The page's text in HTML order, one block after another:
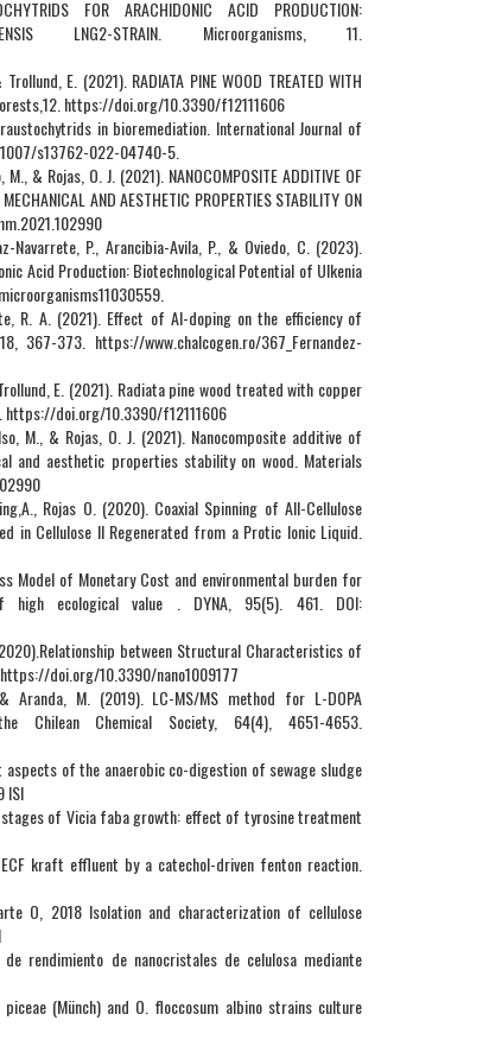
FOR ARACHIDONIC ACID PRODUCTION:
LNG2-STRAIN. Microorganisms, 11.
E. (2021). RADIATA PINE WOOD TREATED WITH
Forests,12. https://doi.org/10.3390/f12111606
in bioremediation. International Journal of
s13762-022-04740-5.
& Rojas, O. J. (2021). NANOCOMPOSITE ADDITIVE OF
AND AESTHETIC PROPERTIES STABILITY ON
Navarrete, P., Arancibia-Avila, P., & Oviedo, C. (2023).
Acid Production: Biotechnological Potential of Ulkenia
R. A. (2021). Effect of Al-doping on the efficiency of
367-373. https://www.chalcogen.ro/367_Fernandez-
E. (2021). Radiata pine wood treated with copper
https://doi.org/10.3390/f12111606
M., & Rojas, O. J. (2021). Nanocomposite additive of
and aesthetic properties stability on wood. Materials
Rojas O. (2020). Coaxial Spinning of All-Cellulose
in Cellulose II Regenerated from a Protic Ionic Liquid.
Model of Monetary Cost and environmental burden for
high ecological value . DYNA, 95(5). 461. DOI:
between Structural Characteristics of
doi.org/10.3390/nano1009177
Aranda, M. (2019). LC-MS/MS method for L-DOPA
Chemical Society, 64(4), 4651-4653.
aspects of the anaerobic co-digestion of sewage sludge
ISI
stages of Vicia faba growth: effect of tyrosine treatment
kraft effluent by a catechol-driven fenton reaction.
O, 2018 Isolation and characterization of cellulose
rendimiento de nanocristales de celulosa mediante
(Münch) and O. floccosum albino strains culture